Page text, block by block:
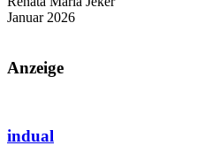
Januar 2026
Anzeige
indual